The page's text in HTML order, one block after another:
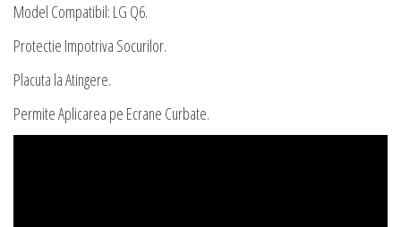
Model Compatibil: LG Q6.
Protectie Impotriva Socurilor.
Placuta la Atingere.
Permite Aplicarea pe Ecrane Curbate.